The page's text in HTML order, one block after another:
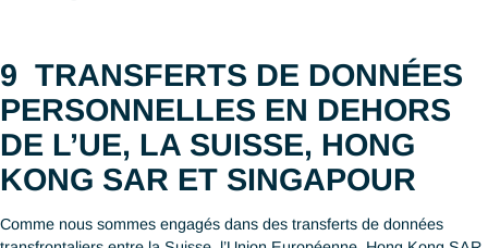
7 Exactitude des données à
caractère personnel
En général, nous comptons sur l’exactitude des données que